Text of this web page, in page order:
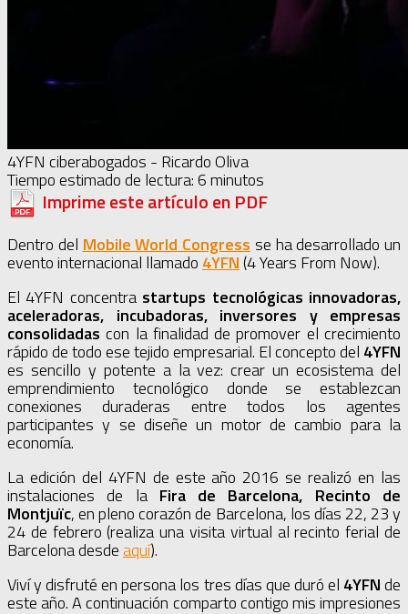
4YFN ciberabogados - Ricardo Oliva
Tiempo estimado de lectura:6minutos
Imprime este artículo en PDF
Dentro del Mobile World Congress se ha desarrollado un
evento internacional llamado 4YFN(4 Years From Now).
El 4YFN concentra startups tecnológicas innovadoras,
aceleradoras, incubadoras, inversores y empresas
consolidadas con la finalidad de promover el crecimiento
rápido de todo ese tejido empresarial. El concepto del 4YFN
es sencillo y potente a la vez: crear un ecosistema del
emprendimiento tecnológico donde se establezcan
conexiones duraderas entre todos los agentes
participantes y se diseñe un motor de cambio para la
economía.
La edición del 4YFN de este año 2016 se realizó en las
instalaciones de la Fira de Barcelona, Recinto de
Montjuïc, en pleno corazón de Barcelona, los días 22, 23 y
24 de febrero (realiza una visita virtual al recinto ferial de
Barcelona desdeaquí).
Viví y disfruté en persona los tres días que duró el 4YFNde
este año. A continuación comparto contigo mis impresiones